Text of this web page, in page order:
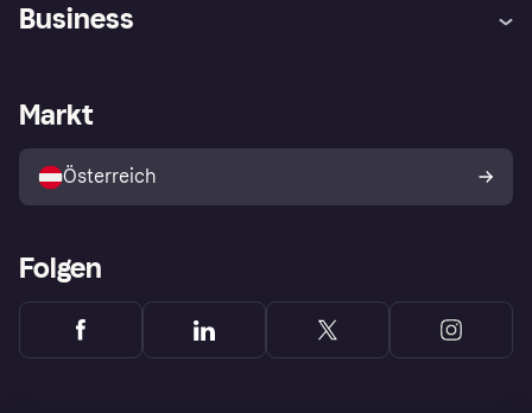
Shops entdecken
Business
Händlerportal
Markt
Österreich
Folgen